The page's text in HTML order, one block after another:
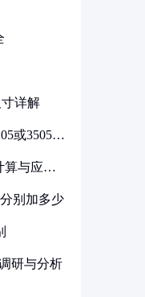
详解
或3505代
算与应用
别加多少
研与分析